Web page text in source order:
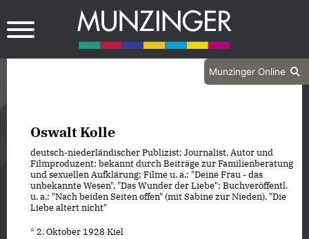
Munzinger Online
Oswalt Kolle
deutsch-niederländischer Publizist; Journalist, Autor und
Filmproduzent; bekannt durch Beiträge zur Familienberatung
und sexuellen Aufklärung; Filme u. a.: "Deine Frau - das
unbekannte Wesen", "Das Wunder der Liebe"; Buchveröffentl.
u. a.: "Nach beiden Seiten offen" (mit Sabine zur Nieden), "Die
Liebe altert nicht"
* 2. Oktober 1928 Kiel